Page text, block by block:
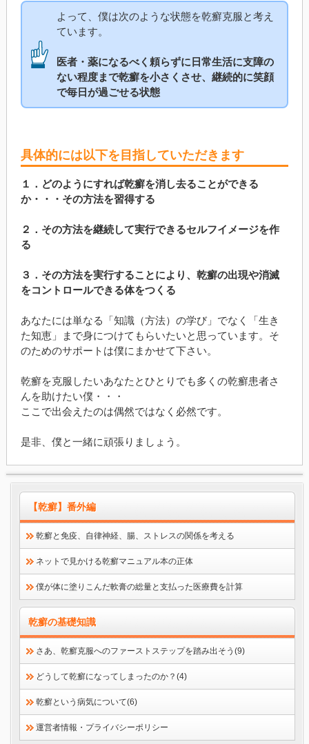
よって、僕は次のような状態を乾癬克服と考え
ています。
医者・薬になるべく頼らずに日常生活に支障の
ない程度まで乾癬を小さくさせ、継続的に笑顔
で毎日が過ごせる状態
具体的には以下を目指していただきます
１．どのようにすれば乾癬を消し去ることができる
か・・・その方法を習得する
２．その方法を継続して実行できるセルフイメージを作
る
３．その方法を実行することにより、乾癬の出現や消滅
をコントロールできる体をつくる
あなたには単なる「知識（方法）の学び」でなく「生き
た知恵」まで身につけてもらいたいと思っています。そ
のためのサポートは僕にまかせて下さい。
乾癬を克服したいあなたとひとりでも多くの乾癬患者さ
んを助けたい僕・・・
ここで出会えたのは偶然ではなく必然です。
是非、僕と一緒に頑張りましょう。
【乾癬】番外編
乾癬と免疫、自律神経、腸、ストレスの関係を考える
ネットで見かける乾癬マニュアル本の正体
僕が体に塗りこんだ軟膏の総量と支払った医療費を計算
乾癬の基礎知識
さあ、乾癬克服へのファーストステップを踏み出そう(9)
どうして乾癬になってしまったのか？(4)
乾癬という病気について(6)
運営者情報・プライバシーポリシー